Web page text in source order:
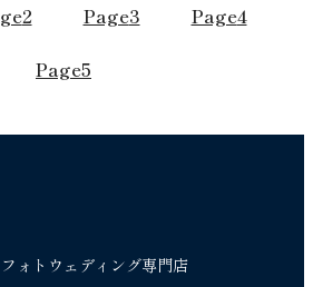
2 Page3 Page4
Page5
ォトウェディング専門店